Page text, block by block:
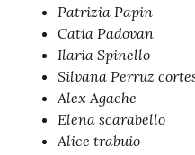
Patrizia Papin
Catia Padovan
Ilaria Spinello
Silvana Perruz
Alex Agache
Elena scarabello
Alice trabuio